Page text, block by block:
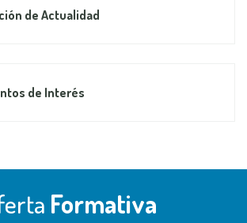
de Actualidad
de Interés
Formativa